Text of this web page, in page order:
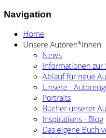
Navigation
Home
Unsere Autoren*innen
News
Informationen zur
Ablauf für neue
Unsere -
Portraits
Bücher unserer
Inspirations - Blog
Das eigene Buch